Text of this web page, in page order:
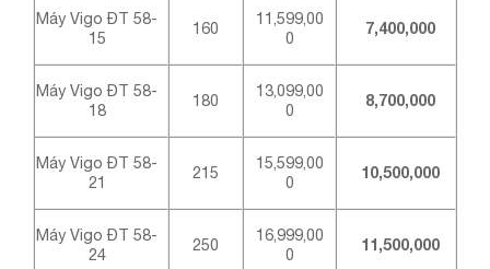
Máy Vigo ĐT 58-
15
160
11,599,00
0
7,400,000
Máy Vigo ĐT 58-
18
180
13,099,00
0
8,700,000
Máy Vigo ĐT 58-
21
215
15,599,00
0
10,500,000
Máy Vigo ĐT 58-
24
250
16,999,00
0
11,500,000